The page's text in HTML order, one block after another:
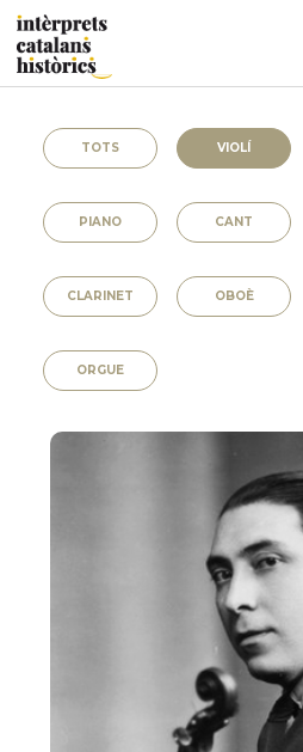
TOTS VIOLÍ
PIANO CANT
CLARINET OBOÈ
ORGUE